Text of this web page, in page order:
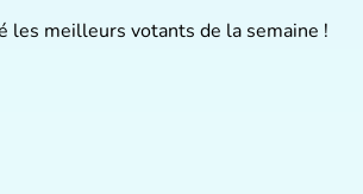
les meilleurs votants de la semaine !